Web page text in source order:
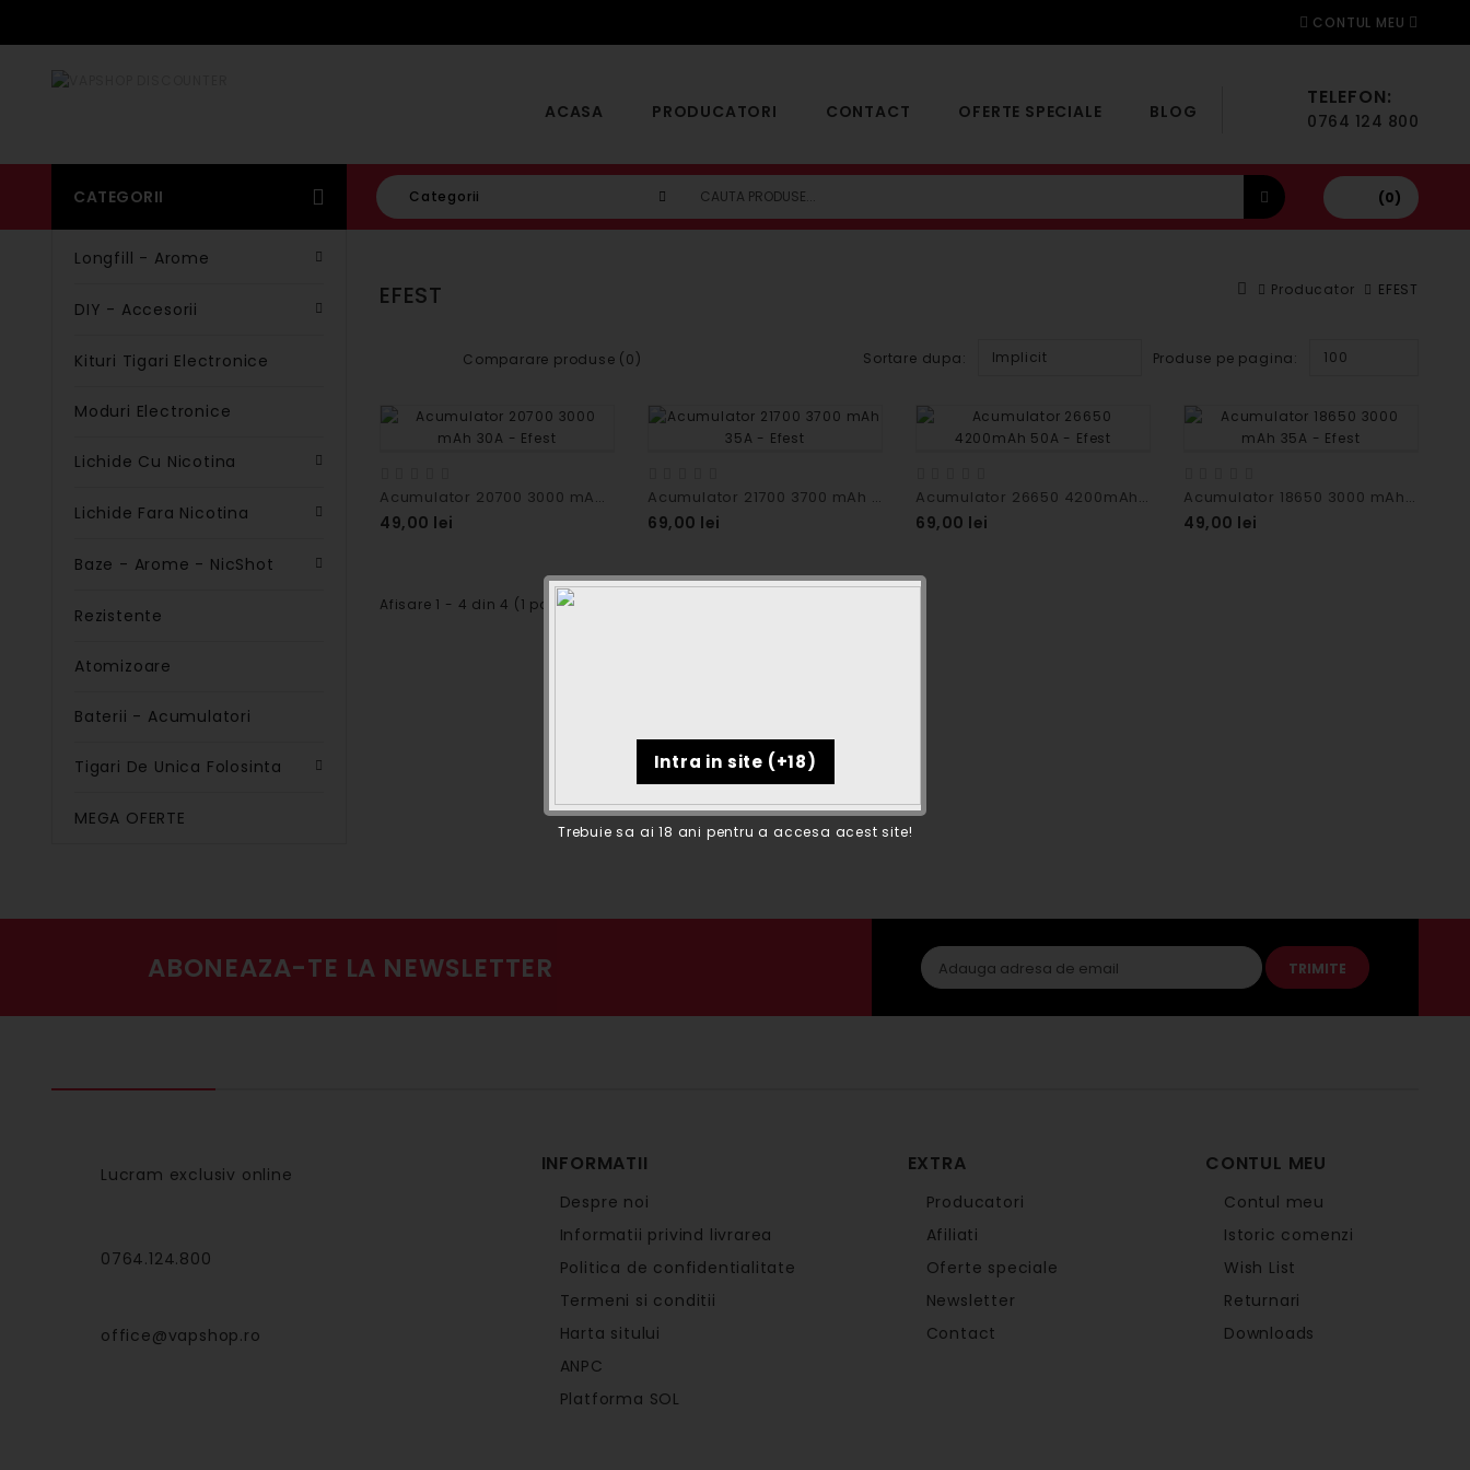
Trebuie sa ai 18 ani pentru a accesa acest site!
CONTUL MEU
TELEFON:
0764 124 800
ACASA PRODUCATORI CONTACT OFERTE SPECIALE BLOG
CATEGORII Categorii (0)
Longfill - Arome
DIY - Accesorii
Kituri Tigari Electronice
Moduri Electronice
Lichide Cu Nicotina
Lichide Fara Nicotina
Baze - Arome - NicShot
Rezistente
Atomizoare
Baterii - Acumulatori
Tigari De Unica Folosinta
MEGA OFERTE
Producator EFEST
EFEST
Comparare produse (0) Sortare dupa: Implicit Produse pe pagina: 100
Acumulator 20700 3000 mAh 30A - Efest
49,00 lei
Acumulator 21700 3700 mAh 35A - Efest
69,00 lei
Acumulator 26650 4200mAh 50A - Efest
69,00 lei
Acumulator 18650 3000 mAh 35A - Efest
49,00 lei
Afisare 1 - 4 din 4 (1 pagini)
ABONEAZA-TE LA NEWSLETTER TRIMITE
Lucram exclusiv online
0764.124.800
office@vapshop.ro
INFORMATII
Despre noi
Informatii privind livrarea
Politica de confidentialitate
Termeni si conditii
Harta sitului
ANPC
Platforma SOL
EXTRA
Producatori
Afiliati
Oferte speciale
Newsletter
Contact
CONTUL MEU
Contul meu
Istoric comenzi
Wish List
Returnari
Downloads